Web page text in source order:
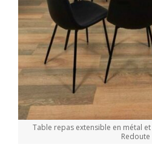
Table repas extensible en métal
Redoute